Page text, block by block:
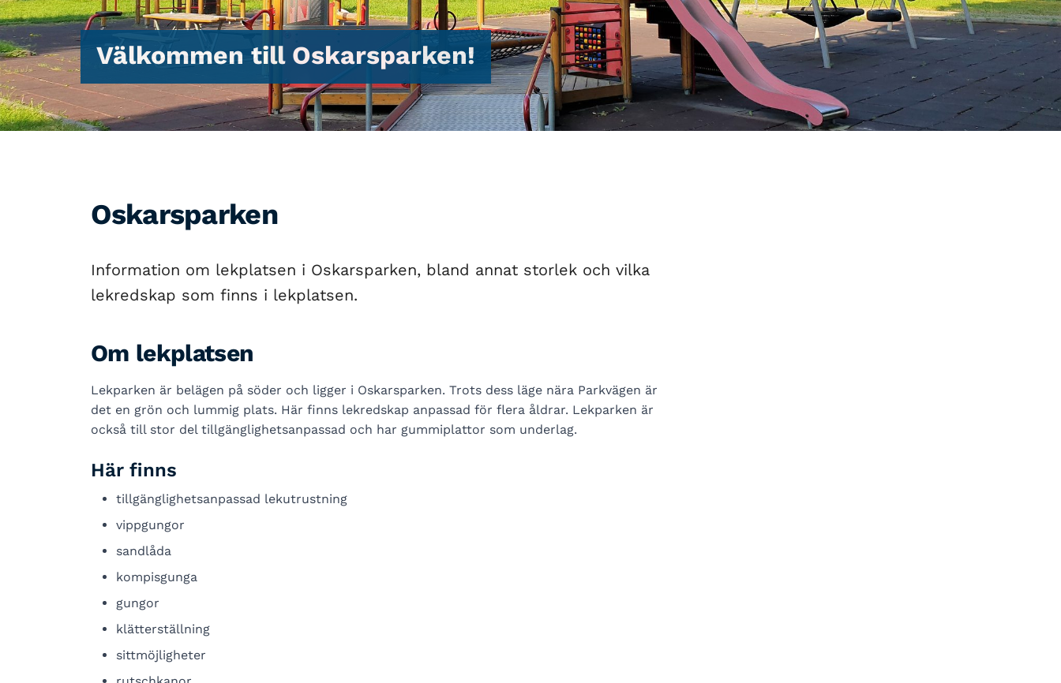
Välkommen till Oskarsparken!
Oskarsparken
Information om lekplatsen i Oskarsparken, bland annat storlek och vilka
lekredskap som finns i lekplatsen.
Om lekplatsen
Lekparken är belägen på söder och ligger i Oskarsparken. Trots dess läge nära Parkvägen är
det en grön och lummig plats. Här finns lekredskap anpassad för flera åldrar. Lekparken är
också till stor del tillgänglighetsanpassad och har gummiplattor som underlag.
Här finns
tillgänglighetsanpassad lekutrustning
vippgungor
sandlåda
kompisgunga
gungor
klätterställning
sittmöjligheter